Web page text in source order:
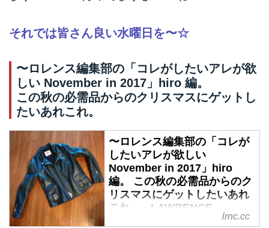
それでは皆さん良い水曜日を〜☆
〜ロレンス編集部の「コレがしたいアレが欲
しい November in 2017」hiro 編。
この秋の必需品からのクリスマスにゲットし
たいあれこれ。
〜ロレンス編集部の「コレが
したいアレが欲しい
November in 2017」hiro
編。 この秋の必需品からのク
リスマスにゲットしたいあれ
これ。 - LAWRENCE -
Motorcycle x Cars + α =lrnc.cc